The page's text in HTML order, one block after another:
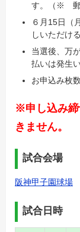
す。（※ 郵
６月15日（
しいただけ
当選後、万
払いは発生
お申込み枚
※申し込み締
きません。
試合会場
阪神甲子園球場
試合日時